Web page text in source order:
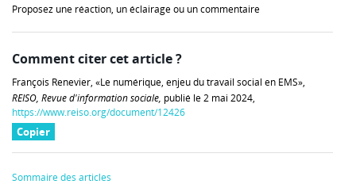
Proposez une réaction, un éclairage ou un commentaire
Comment citer cet article ?
François Renevier, «Le numérique, enjeu du travail social en EMS»,
REISO, Revue d'information sociale, publié le 2 mai 2024,
https://www.reiso.org/document/12426
Copier
Sommaire des articles